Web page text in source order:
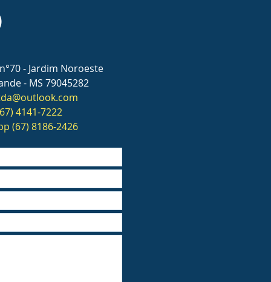
- Jardim Noroeste
- MS 79045282
4141-7222
(67) 8186-2426